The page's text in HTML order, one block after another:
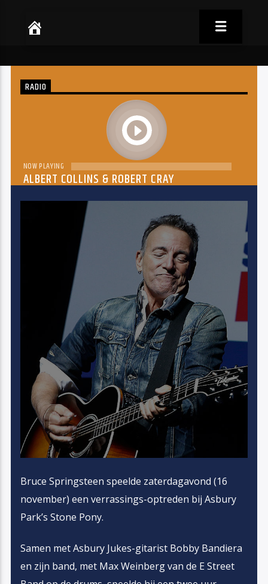
RADIO
play
NOW PLAYING
ALBERT COLLINS & ROBERT CRAY
Bruce Springsteen speelde zaterdagavond (16
november) een verrassings-optreden bij Asbury
Park’s Stone Pony.
Samen met Asbury Jukes-gitarist Bobby Bandiera
en zijn band, met Max Weinberg van de E Street